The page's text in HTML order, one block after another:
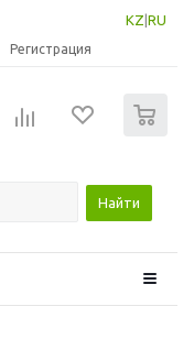
KZ RU
Регистрация
Найти